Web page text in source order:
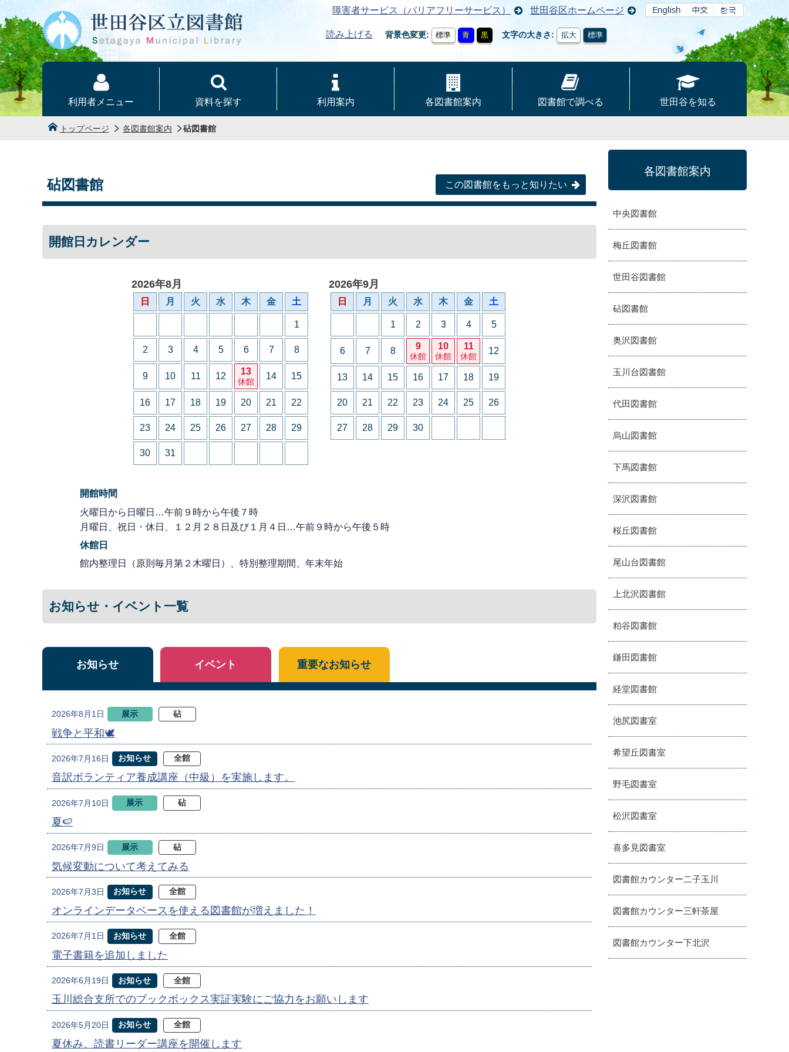
本文へ
障害者サービス（バリアフリーサービス） 世田谷区ホームページ
読み上げる 背景色変更 標準 青 黒 文字の大きさ 拡大 標準
利用者メニュー 資料を探す 利用案内 各図書館案内 図書館で調べる 世田谷を知る
トップページ 各図書館案内 砧図書館
砧図書館 この図書館をもっと知りたい
開館日カレンダー
2026年8月
日 月 火 水 木 金 土
1
2 3 4 5 6 7 8
9 10 11 12 13
休館
14 15
16 17 18 19 20 21 22
23 24 25 26 27 28 29
30 31
2026年9月
日 月 火 水 木 金 土
1 2 3 4 5
6 7 8 9
休館
10
休館
11
休館
12
13 14 15 16 17 18 19
20 21 22 23 24 25 26
27 28 29 30
開館時間
火曜日から日曜日…午前９時から午後７時
月曜日、祝日・休日、１２月２８日及び１月４日…午前９時から午後５時
休館日
館内整理日（原則毎月第２木曜日）、特別整理期間、年末年始
お知らせ・イベント一覧
お知らせ
2026年8月1日 展示 砧
戦争と平和🕊
2026年7月16日 お知らせ 全館
音訳ボランティア養成講座（中級）を実施します。
2026年7月10日 展示 砧
夏🍉
2026年7月9日 展示 砧
気候変動について考えてみる
2026年7月3日 お知らせ 全館
オンラインデータベースを使える図書館が増えました！
2026年7月1日 お知らせ 全館
電子書籍を追加しました
2026年6月19日 お知らせ 全館
玉川総合支所でのブックボックス実証実験にご協力をお願いします
2026年5月20日 お知らせ 全館
夏休み、読書リーダー講座を開催します
イベント 重要なお知らせ
各図書館案内
中央図書館
梅丘図書館
世田谷図書館
砧図書館
奥沢図書館
玉川台図書館
代田図書館
烏山図書館
下馬図書館
深沢図書館
桜丘図書館
尾山台図書館
上北沢図書館
粕谷図書館
鎌田図書館
経堂図書館
池尻図書室
希望丘図書室
野毛図書室
松沢図書室
喜多見図書室
図書館カウンター二子玉川
図書館カウンター三軒茶屋
図書館カウンター下北沢